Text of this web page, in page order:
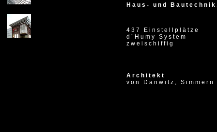
Haus- und
437 Einstellplätze
d´Humy System
zweischiffig
Architekt
von Danwitz, Simmern